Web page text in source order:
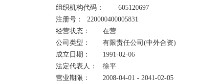
组织机构代码：	605120697
注册号：	220000400005831
经营状态：	在营
公司类型：	有限责任公司(中外合资)
成立日期：	1991-02-06
法定代表人：	徐平
营业期限：	2008-04-01 - 2041-02-05